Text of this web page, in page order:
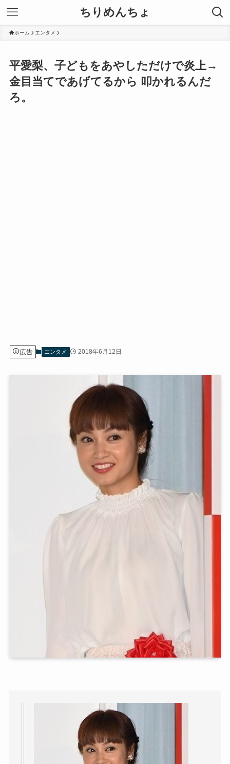
ちりめんちょ
ホーム エンタメ
平愛梨、子どもをあやしただけで炎上→
金目当てであげてるから 叩かれるんだ
ろ。
広告 エンタメ 2018年6月12日